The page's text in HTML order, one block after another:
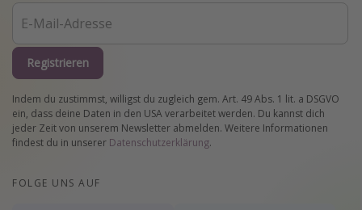
Registrieren
Indem du zustimmst, willigst du zugleich gem. Art. 49 Abs. 1 lit. a DSGVO
ein, dass deine Daten in den USA verarbeitet werden. Du kannst dich
jeder Zeit von unserem Newsletter abmelden. Weitere Informationen
findest du in unserer Datenschutzerklärung.
FOLGE UNS AUF